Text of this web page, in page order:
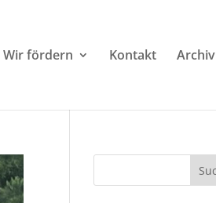
Wir fördern Kontakt Archiv